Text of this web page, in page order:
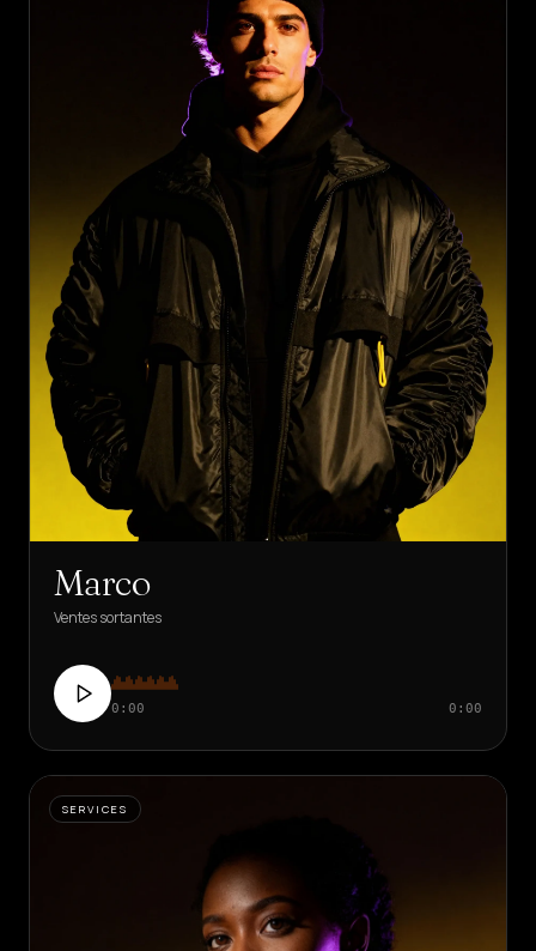
Marco
Ventes sortantes
0:00 0:00
SERVICES